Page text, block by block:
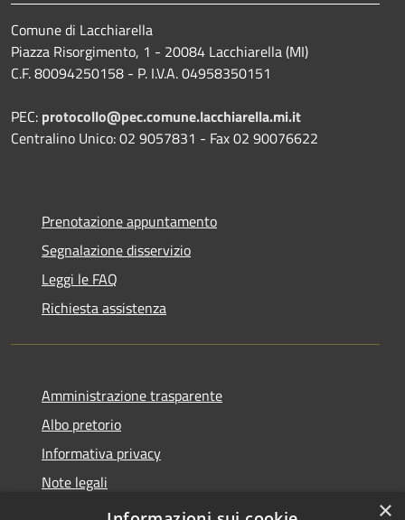
Comune di Lacchiarella
Piazza Risorgimento, 1 - 20084 Lacchiarella (MI)
C.F. 80094250158 - P. I.V.A. 04958350151
PEC: protocollo@pec.comune.lacchiarella.mi.it
Centralino Unico: 02 9057831 - Fax 02 90076622
Prenotazione appuntamento
Segnalazione disservizio
Leggi le FAQ
Richiesta assistenza
Amministrazione trasparente
Albo pretorio
Informativa privacy
Note legali
Dichiarazione di accessibilità
×